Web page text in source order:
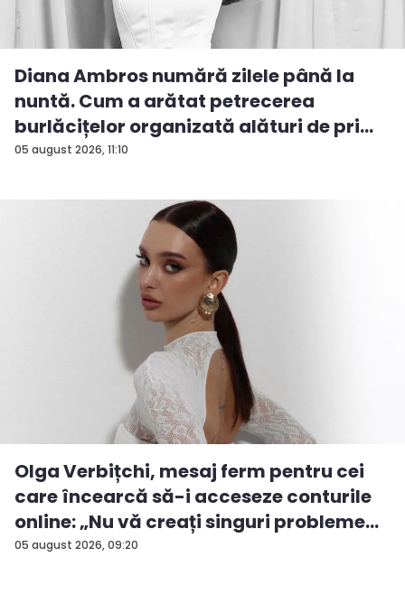
05 august 2026, 11:10
Diana Ambros numără zilele până la
nuntă. Cum a arătat petrecerea
burlăcițelor organizată alături de pri...
05 august 2026, 09:20
Olga Verbițchi, mesaj ferm pentru cei
care încearcă să-i acceseze conturile
online: „Nu vă creați singuri probleme...